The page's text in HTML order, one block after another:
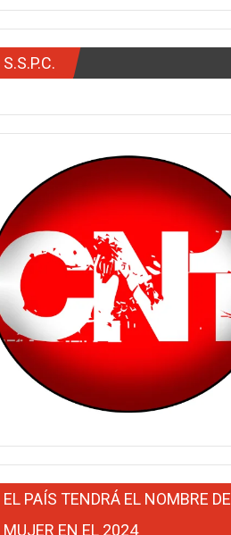
S.S.P.C.
EL PAÍS TENDRÁ EL NOMBRE DE
MUJER EN EL 2024